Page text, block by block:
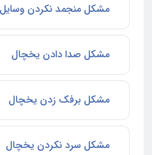
مشکل منجمد نکردن وسایل
مشکل صدا دادن یخچال
مشکل برفک زدن یخچال
مشکل سرد نکردن یخچال